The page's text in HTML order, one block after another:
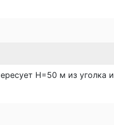
Н=50 м из уголка и